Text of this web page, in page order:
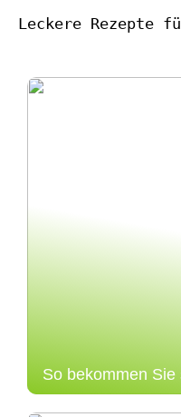
Leckere Rezepte
So bekommen